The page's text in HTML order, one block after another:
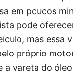
em poucos
pode
mas essa
próprio
a vareta do